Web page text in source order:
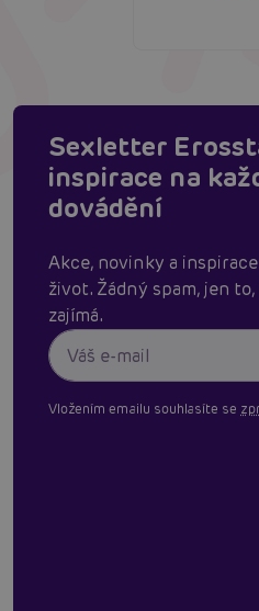
Sexletter
inspirace na
dovádění
Akce, novinky a
život. Žádný spam, jen
zajímá.
Vložením emailu souhlasíte se